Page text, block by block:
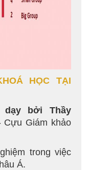
HỌC TẠI
bởi Thầy
Cựu Giám khảo
trong việc
Á.